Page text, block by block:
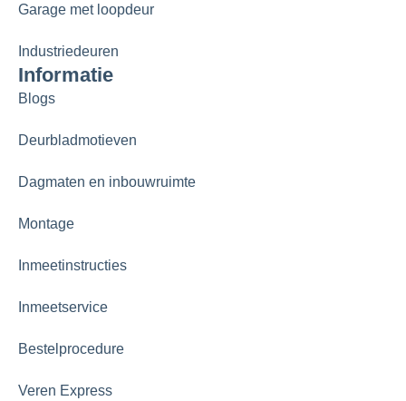
Garage met loopdeur
Industriedeuren
Informatie
Blogs
Deurbladmotieven
Dagmaten en inbouwruimte
Montage
Inmeetinstructies
Inmeetservice
Bestelprocedure
Veren Express